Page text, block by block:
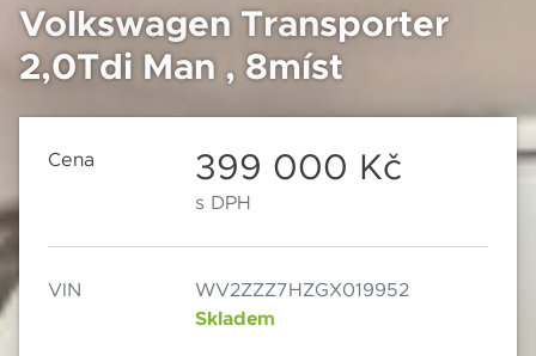
Volkswagen Transporter
2,0Tdi Man , 8míst
Cena 399 000 Kč
s DPH
VIN WV2ZZZ7HZGX019952
Skladem
Chebská 392/116B
360 01 Karlovy Vary
Po–Pá: 8:00–18:00
So: 8:00–12:00
Datum